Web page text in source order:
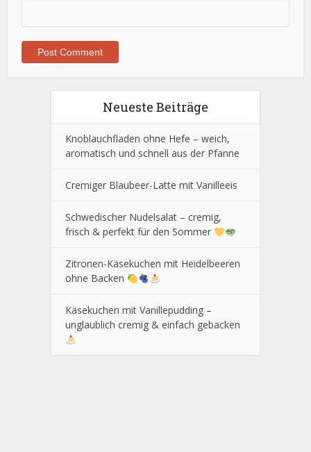
Neueste Beiträge
Knoblauchfladen ohne Hefe – weich,
aromatisch und schnell aus der Pfanne
Cremiger Blaubeer-Latte mit Vanilleeis
Schwedischer Nudelsalat – cremig,
frisch & perfekt für den Sommer
Zitronen-Käsekuchen mit Heidelbeeren
ohne Backen
Käsekuchen mit Vanillepudding –
unglaublich cremig & einfach gebacken